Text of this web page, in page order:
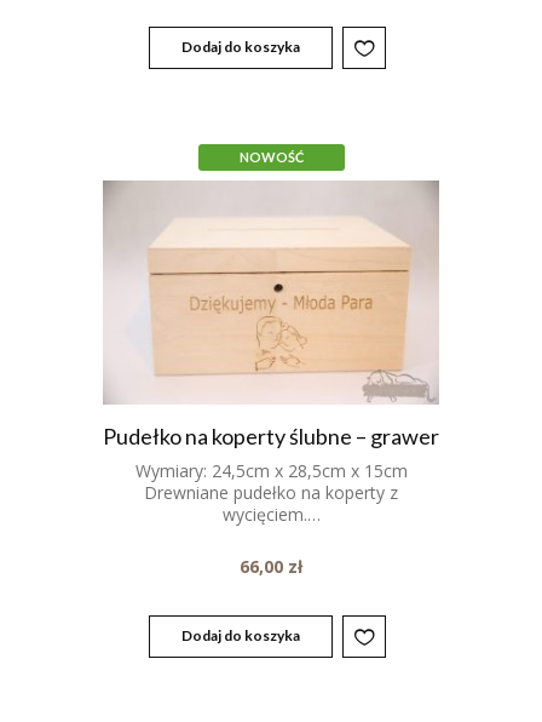
Dodaj do koszyka
NOWOŚĆ
Pudełko na koperty ślubne – grawer
Wymiary: 24,5cm x 28,5cm x 15cm
Drewniane pudełko na koperty z
wycięciem.…
66,00 zł
Dodaj do koszyka